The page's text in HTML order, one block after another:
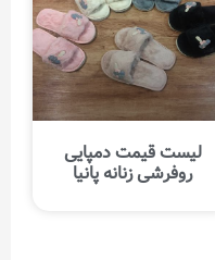
لیست قیمت دمپایی
روفرشی زنانه پانیا